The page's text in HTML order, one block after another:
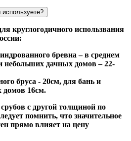
круглогодичного использвания
бревна – в среднем
небольших дачных домов – 22-
бруса - 20см, для бань и
домов 16см.
с другой толщиной по
помнить, что значительное
прямо влияет на цену